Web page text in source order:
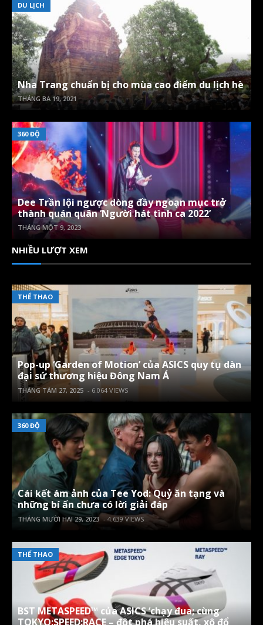
DU LỊCH
Nha Trang chuẩn bị cho mùa cao điểm du lịch hè
THÁNG BA 19, 2021
360 ĐỘ
Dee Trần lội ngược dòng đầy ngoạn mục trở
thành quán quân ‘Người hát tình ca 2022’
THÁNG MỘT 9, 2023
NHIỀU LƯỢT XEM
THỂ THAO
Pop-up ‘Garden of Motion’ của ASICS quy tụ dàn
đại sứ thương hiệu Đông Nam Á
THÁNG TÁM 27, 2025 - 6.064 VIEWS
360 ĐỘ
Cái kết ám ảnh của Tee Yod: Quỷ ăn tạng và
những bí ẩn chưa có lời giải đáp
THÁNG MƯỜI HAI 29, 2023 - 4.639 VIEWS
THỂ THAO
BST METASPEED™ của ASICS ‘chạy đua; cùng
TOKYO:SPEED:RACE – đột phá hiệu suất, xô đổ